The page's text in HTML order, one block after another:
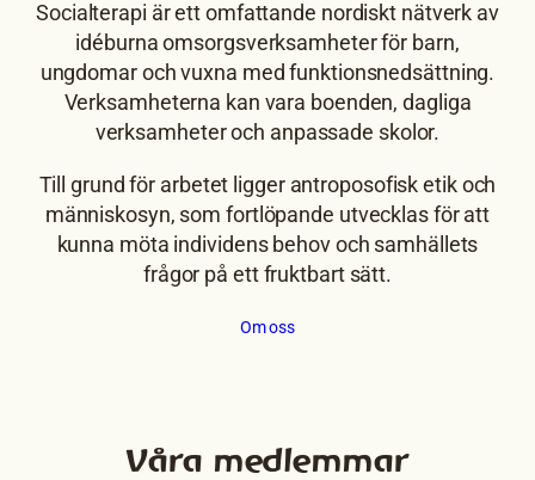
Socialterapi är ett omfattande nordiskt nätverk av
idéburna omsorgs­­verksam­­heter för barn,
ungdomar och vuxna med funktions­­­ned­sättning.
Verksam­heterna kan vara boenden, dagliga
verksamheter och anpassade skolor.
Till grund för arbetet ligger antroposofisk etik och
människosyn, som fortlöpande utvecklas för att
kunna möta individens behov och samhällets
frågor på ett fruktbart sätt.
Om oss
Våra medlemmar